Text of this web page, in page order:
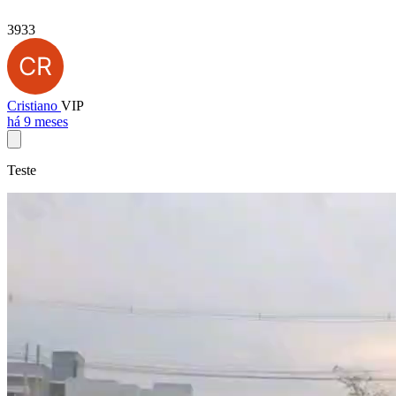
3933
Cristiano VIP
há 9 meses
Teste